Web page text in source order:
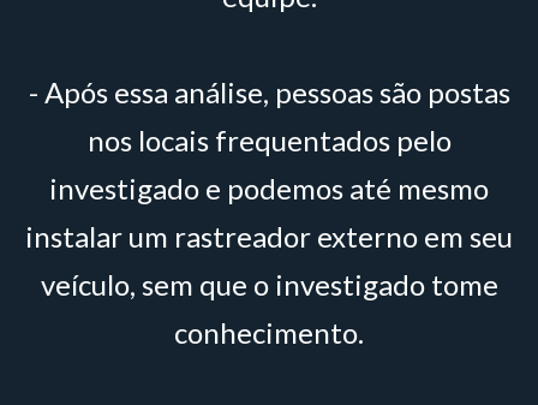
- Após essa análise, pessoas são postas
nos locais frequentados pelo
investigado e podemos até mesmo
instalar um rastreador externo em seu
veículo, sem que o investigado tome
conhecimento.